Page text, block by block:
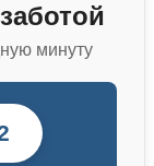
минуту